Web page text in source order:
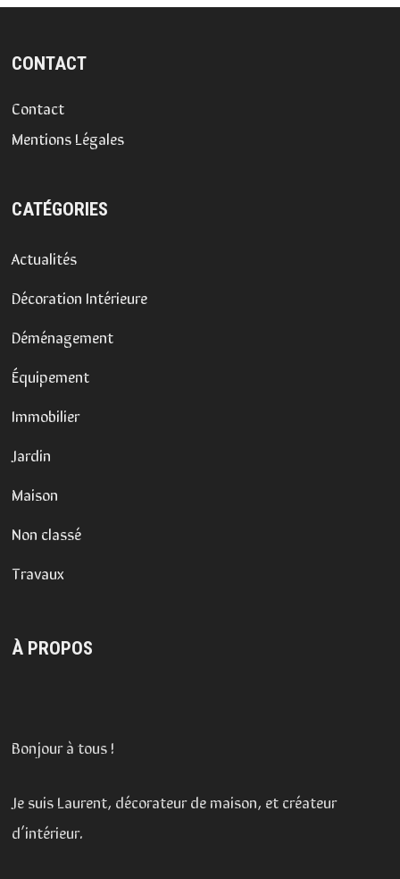
CONTACT
Contact
Mentions Légales
CATÉGORIES
Actualités
Décoration Intérieure
Déménagement
Équipement
Immobilier
Jardin
Maison
Non classé
Travaux
À PROPOS
Bonjour à tous !
Je suis Laurent, décorateur de maison, et créateur
d’intérieur.